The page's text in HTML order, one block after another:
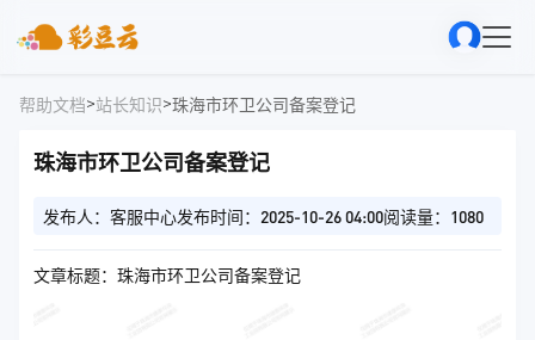
帮助文档>站长知识>珠海市环卫公司备案登记
珠海市环卫公司备案登记
发布人：客服中心发布时间：2025-10-26 04:00阅读量：1080
文章标题：珠海市环卫公司备案登记